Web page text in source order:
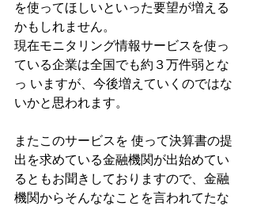
を使ってほしいといった要望が増える
かもしれません。
現在モニタリング情報サービスを使っ
ている企業は全国でも約３万件弱とな
っ いますが、今後増えていくのではな
いかと思われます。
またこのサービスを 使って決算書の提
出を求めている金融機関が出始めてい
るともお聞きしておりますので、金融
機関からそんななことを言われてたな